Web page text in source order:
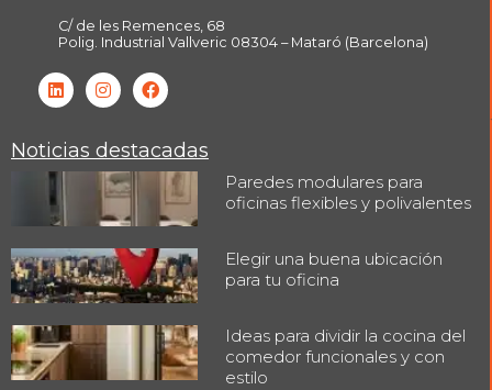
C/ de les Remences, 68
Polig. Industrial Vallveric 08304 – Mataró (Barcelona)
Noticias destacadas
Paredes modulares para
oficinas flexibles y polivalentes
Elegir una buena ubicación
para tu oficina
Ideas para dividir la cocina del
comedor funcionales y con
estilo